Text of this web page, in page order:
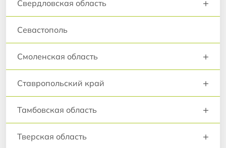
Свердловская область +
Севастополь
Смоленская область +
Ставропольский край +
Тамбовская область +
Тверская область +